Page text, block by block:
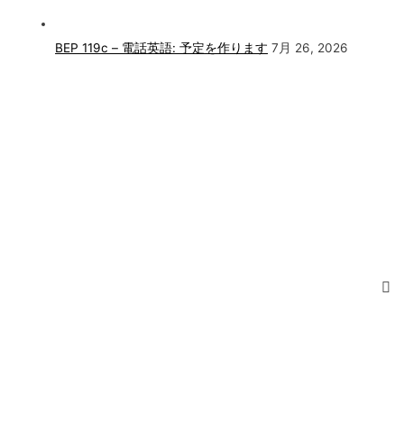
BEP 119c – 電話英語: 予定を作ります 7月 26, 2026